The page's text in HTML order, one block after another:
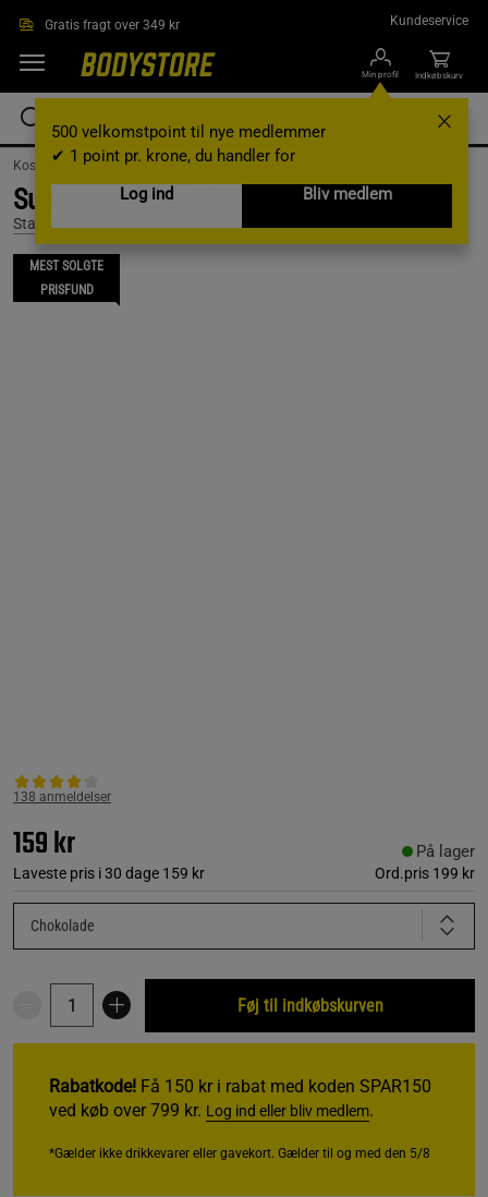
Gratis fragt over 349 kr Kundeservice
Min profil
500 velkomstpoint til nye medlemmer
✔ 1 point pr. krone, du handler for
Log ind
Bliv medlem
Indkøbskurv
Kosttilskud / Weight Gainers
Supreme Mass, 1530 g, Chokolade
Star Nutrition
MEST SOLGTE
PRISFUND
138 anmeldelser
159 kr
Laveste pris i 30 dage 159 kr Ord.pris 199 kr
På lager
Chokolade
Føj til indkøbskurven
Rabatkode! Få 150 kr i rabat med koden SPAR150
ved køb over 799 kr. Log ind eller bliv medlem.
*Gælder ikke drikkevarer eller gavekort. Gælder til og med den 5/8